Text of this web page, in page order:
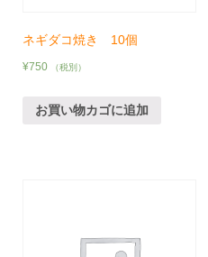
ネギダコ焼き 10個
¥750 （税別）
お買い物カゴに追加